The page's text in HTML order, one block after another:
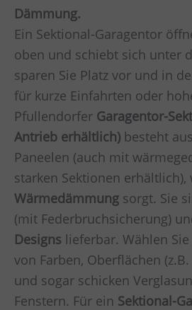
Dämmung.
Ein Sektional-Garagentor
oben und schiebt sich unter
sparen Sie Platz vor und in
für kurze Einfahrten oder
Pfullendorfer Garagentor-
Antrieb erhältlich) besteht
Paneelen (auch mit
starken Sektionen
Wärmedämmung sorgt. Sie
(mit Federbruchsicherung)
Designs lieferbar. Wählen
von Farben, Oberflächen
und sogar schicken
Fenstern. Für ein Sektional-